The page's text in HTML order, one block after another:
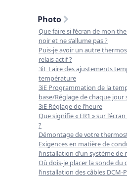
Photo
Que faire si l’écran de mon
noir et ne s’allume pas ?
Puis-je avoir un autre
relais actif ?
3iE Faire des ajustements
température
3iE Programmation de la
base/Réglage de chaque jour
3iE Réglage de l’heure
Que signifie « ER1 » sur
?
Démontage de votre
Exigences en matière de
l’installation d’un système
Où dois-je placer la sonde du
l’installation des câbles DCM-